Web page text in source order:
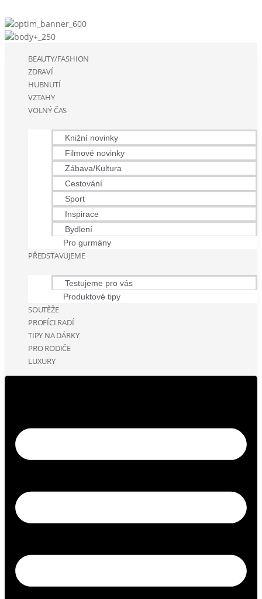
BEAUTY/FASHION
ZDRAVÍ
HUBNUTÍ
VZTAHY
VOLNÝ ČAS
Knižní novinky
Filmové novinky
Zábava/Kultura
Cestování
Sport
Inspirace
Bydlení
Pro gurmány
PŘEDSTAVUJEME
Testujeme pro vás
Produktové tipy
SOUTĚŽE
PROFÍCI RADÍ
TIPY NA DÁRKY
PRO RODIČE
LUXURY